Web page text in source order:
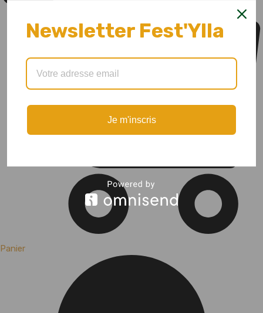
Panier
Newsletter Fest'Ylla
Je m'inscris